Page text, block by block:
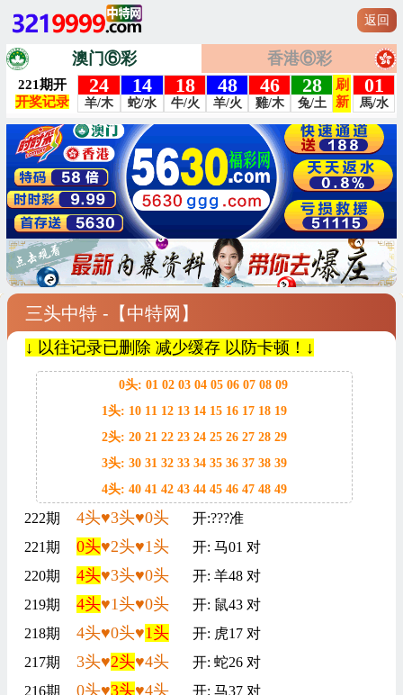
返回
澳门⑥彩 香港⑥彩